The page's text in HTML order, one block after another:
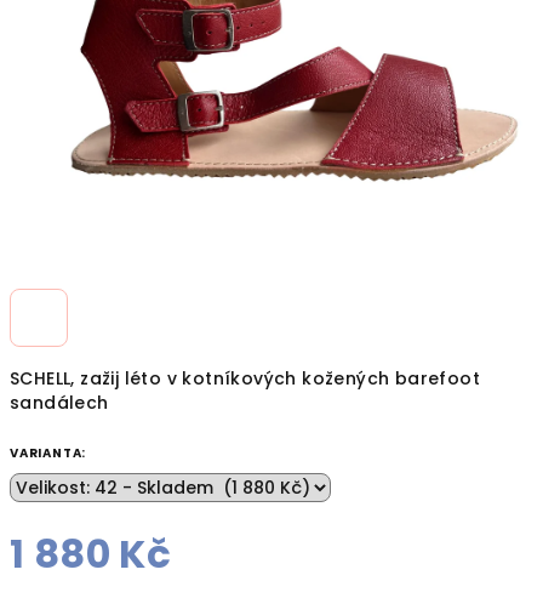
SCHELL, zažij léto v kotníkových kožených barefoot
sandálech
VARIANTA:
1 880 Kč
hvězdiček.